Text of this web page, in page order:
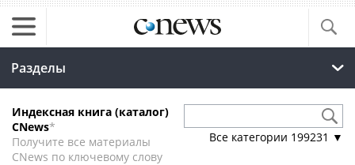
Разделы
Индексная книга (каталог)
CNews*
Получите все материалы
CNews по ключевому слову
Все категории 199231 ▼